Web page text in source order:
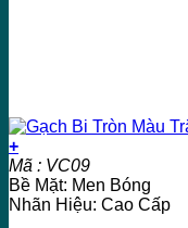
+
Mã : VC09
Bề Mặt: Men Bóng
Nhãn Hiệu: Cao Cấp